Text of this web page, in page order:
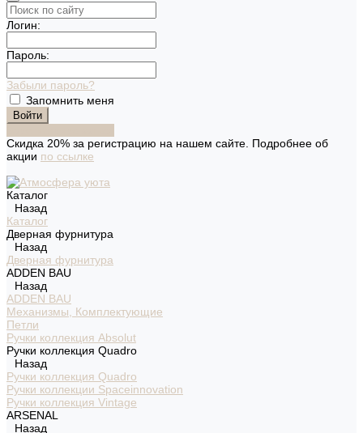
Логин:
Пароль:
Забыли пароль?
Запомнить меня
Скидка 20% за регистрацию на нашем сайте. Подробнее об
акции по ссылке
Каталог
Назад
Каталог
Дверная фурнитура
Назад
Дверная фурнитура
ADDEN BAU
Назад
ADDEN BAU
Механизмы, Комплектующие
Петли
Ручки коллекция Absolut
Ручки коллекция Quadro
Назад
Ручки коллекция Quadro
Ручки коллекции Spaceinnovation
Ручки коллекция Vintage
ARSENAL
Назад